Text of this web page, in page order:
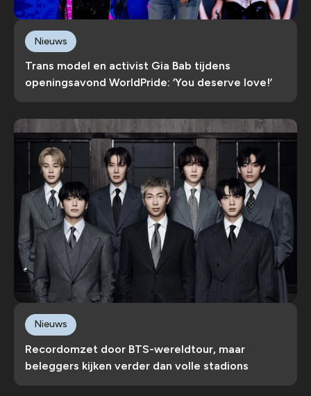
Trans model en activist Gia Bab tijdens
openingsavond WorldPride: ‘You deserve love!’
Nieuws
Recordomzet door BTS-wereldtour, maar
beleggers kijken verder dan volle stadions
Nieuws